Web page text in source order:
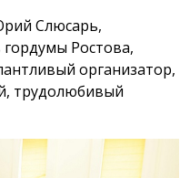
Слюсарь,
гордумы Ростова,
организатор,
трудолюбивый